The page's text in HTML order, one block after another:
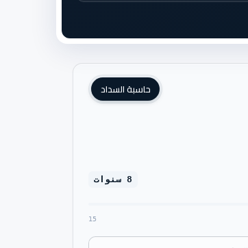
حاسبة السداد
8 سنوات
15